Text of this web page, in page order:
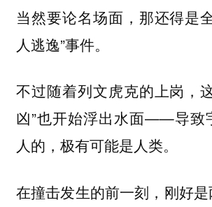
当然要论名场面，那还得是
人逃逸”事件。
不过随着列文虎克的上岗，
凶”也开始浮出水面——导致
人的，极有可能是人类。
在撞击发生的前一刻，刚好